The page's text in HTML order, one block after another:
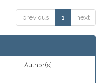
previous 1 next
Author(s)